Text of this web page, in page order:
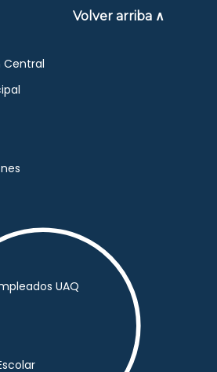
Volver arriba ∧
Central
UAQ